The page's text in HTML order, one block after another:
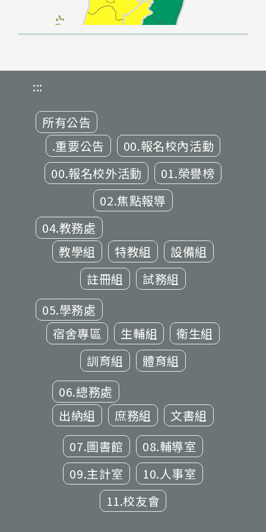
:::
所有公告
.重要公告
00.報名校內活動
00.報名校外活動
01.榮譽榜
02.焦點報導
04.教務處
教學組
特教組
設備組
註冊組
試務組
05.學務處
宿舍專區
生輔組
衛生組
訓育組
體育組
06.總務處
出納組
庶務組
文書組
07.圖書館
08.輔導室
09.主計室
10.人事室
11.校友會